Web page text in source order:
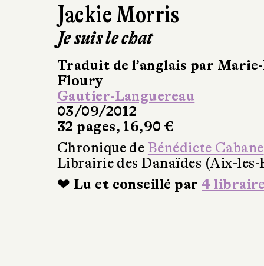
Jackie Morris
Je suis le chat
Traduit de l’anglais par
Floury
Gautier-Languereau
03/09/2012
32 pages, 16,90 €
Chronique de Bénédicte Cabane
Librairie des Danaïdes (Aix-les-
❤ Lu et conseillé par 4